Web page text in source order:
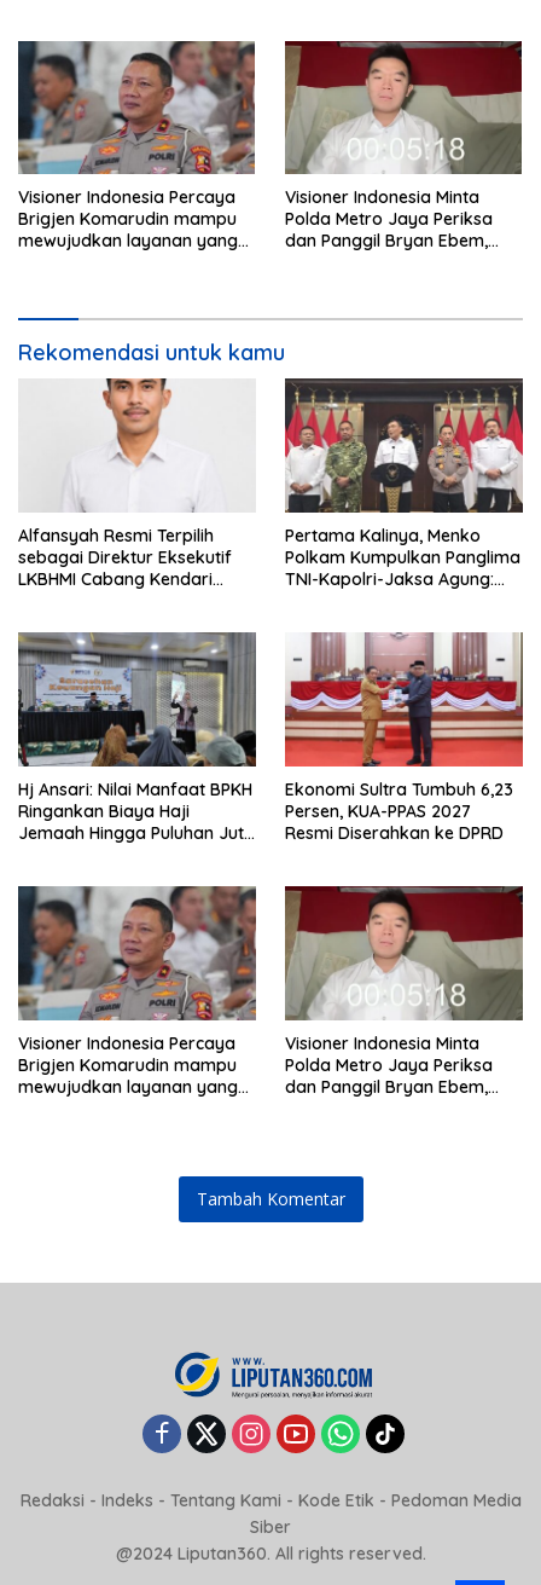
Visioner Indonesia Percaya
Brigjen Komarudin mampu
mewujudkan layanan yang
Visioner Indonesia Minta
Polda Metro Jaya Periksa
dan Panggil Bryan Ebem,
Rekomendasi untuk kamu
Alfansyah Resmi Terpilih
sebagai Direktur Eksekutif
LKBHMI Cabang Kendari
Pertama Kalinya, Menko
Polkam Kumpulkan Panglima
TNI-Kapolri-Jaksa Agung:
Hj Ansari: Nilai Manfaat BPKH
Ringankan Biaya Haji
Jemaah Hingga Puluhan Juta
Ekonomi Sultra Tumbuh 6,23
Persen, KUA-PPAS 2027
Resmi Diserahkan ke DPRD
Visioner Indonesia Percaya
Brigjen Komarudin mampu
mewujudkan layanan yang
Visioner Indonesia Minta
Polda Metro Jaya Periksa
dan Panggil Bryan Ebem,
Tambah Komentar
Redaksi - Indeks - Tentang Kami - Kode Etik - Pedoman Media
Siber
@2024 Liputan360. All rights reserved.